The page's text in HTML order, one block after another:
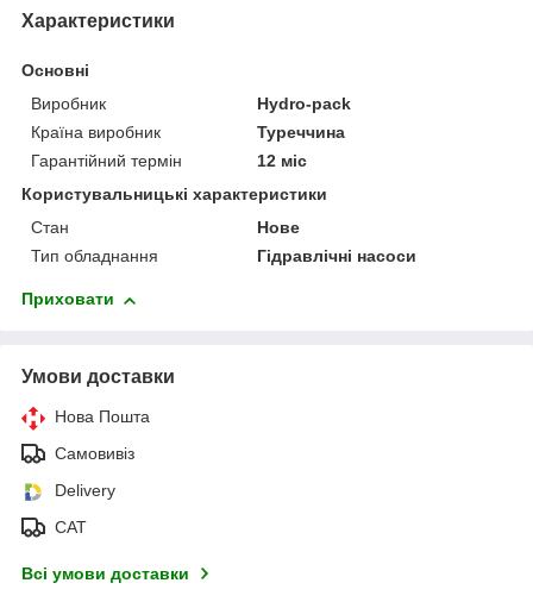
Характеристики
Основні
Виробник
Hydro-pack
Країна виробник
Туреччина
Гарантійний термін
12 міс
Користувальницькі характеристики
Стан
Нове
Тип обладнання
Гідравлічні насоси
Приховати
Умови доставки
Нова Пошта
Самовивіз
Delivery
САТ
Всі умови доставки